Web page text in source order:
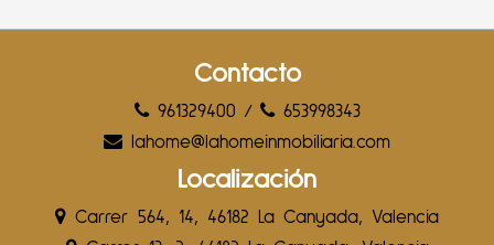
Contacto
961329400 /
653998343
lahome@lahomeinmobiliaria.com
Localización
Carrer 564, 14, 46182 La Canyada, Valencia